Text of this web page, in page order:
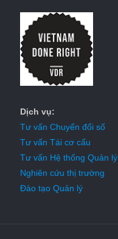
Dịch vụ:
Tư vấn Chuyển đổi số
Tư vấn Tái cơ cấu
Tư vấn Hệ thống Quản lý
Nghiên cứu thị trường
Đào tạo Quản lý